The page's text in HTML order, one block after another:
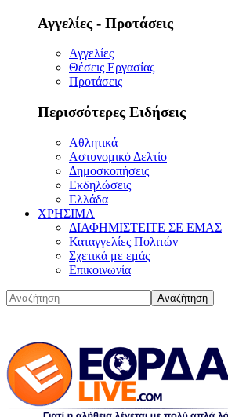
Αγγελίες - Προτάσεις
Αγγελίες
Θέσεις Εργασίας
Προτάσεις
Περισσότερες Ειδήσεις
Αθλητικά
Αστυνομικό Δελτίο
Δημοσκοπήσεις
Εκδηλώσεις
Ελλάδα
ΧΡΗΣΙΜΑ
ΔΙΑΦΗΜΙΣΤΕΙΤΕ ΣΕ ΕΜΑΣ
Καταγγελίες Πολιτών
Σχετικά με εμάς
Επικοινωνία